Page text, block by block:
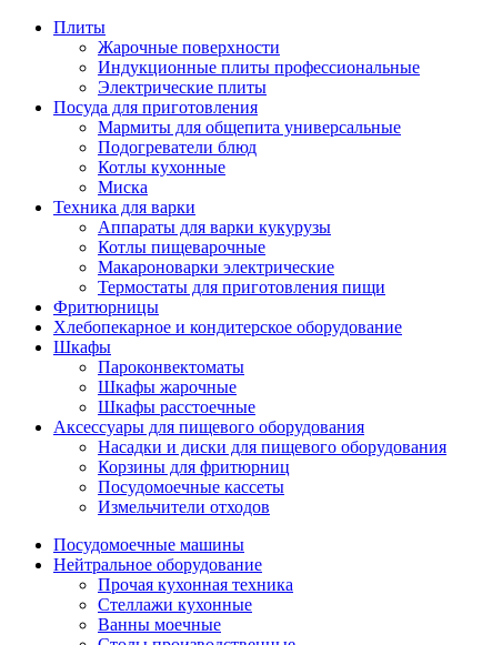
Плиты
Жарочные поверхности
Индукционные плиты профессиональные
Электрические плиты
Посуда для приготовления
Мармиты для общепита универсальные
Подогреватели блюд
Котлы кухонные
Миска
Техника для варки
Аппараты для варки кукурузы
Котлы пищеварочные
Макароноварки электрические
Термостаты для приготовления пищи
Фритюрницы
Хлебопекарное и кондитерское оборудование
Шкафы
Пароконвектоматы
Шкафы жарочные
Шкафы расстоечные
Аксессуары для пищевого оборудования
Насадки и диски для пищевого оборудования
Корзины для фритюрниц
Посудомоечные кассеты
Измельчители отходов
Посудомоечные машины
Нейтральное оборудование
Прочая кухонная техника
Стеллажи кухонные
Ванны моечные